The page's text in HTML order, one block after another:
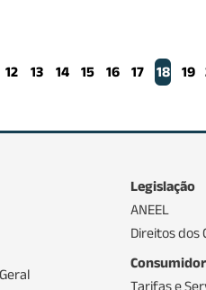
12 13 14 15 16 17 18 19
Legislação
ANEEL
Direitos dos
Tarifas e